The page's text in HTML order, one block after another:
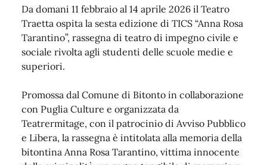
Da domani 11 febbraio al 14 aprile 2026 il Teatro
Traetta ospita la sesta edizione di TICS “Anna Rosa
Tarantino”, rassegna di teatro di impegno civile e
sociale rivolta agli studenti delle scuole medie e
superiori.
Promossa dal Comune di Bitonto in collaborazione
con Puglia Culture e organizzata da
Teatrermitage, con il patrocinio di Avviso Pubblico
e Libera, la rassegna è intitolata alla memoria della
bitontina Anna Rosa Tarantino, vittima innocente